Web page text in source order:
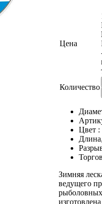
Цена
Количество
Цвет :
Зимняя
ведущего